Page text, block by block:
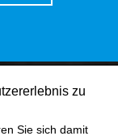
zu
Sie sich damit